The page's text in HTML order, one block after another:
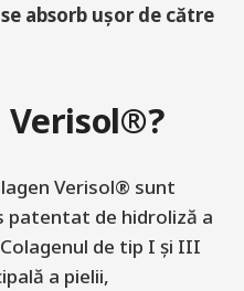
absorb ușor de către
Verisol®?
Verisol® sunt
de hidroliză a
de tip I și III
a pielii,